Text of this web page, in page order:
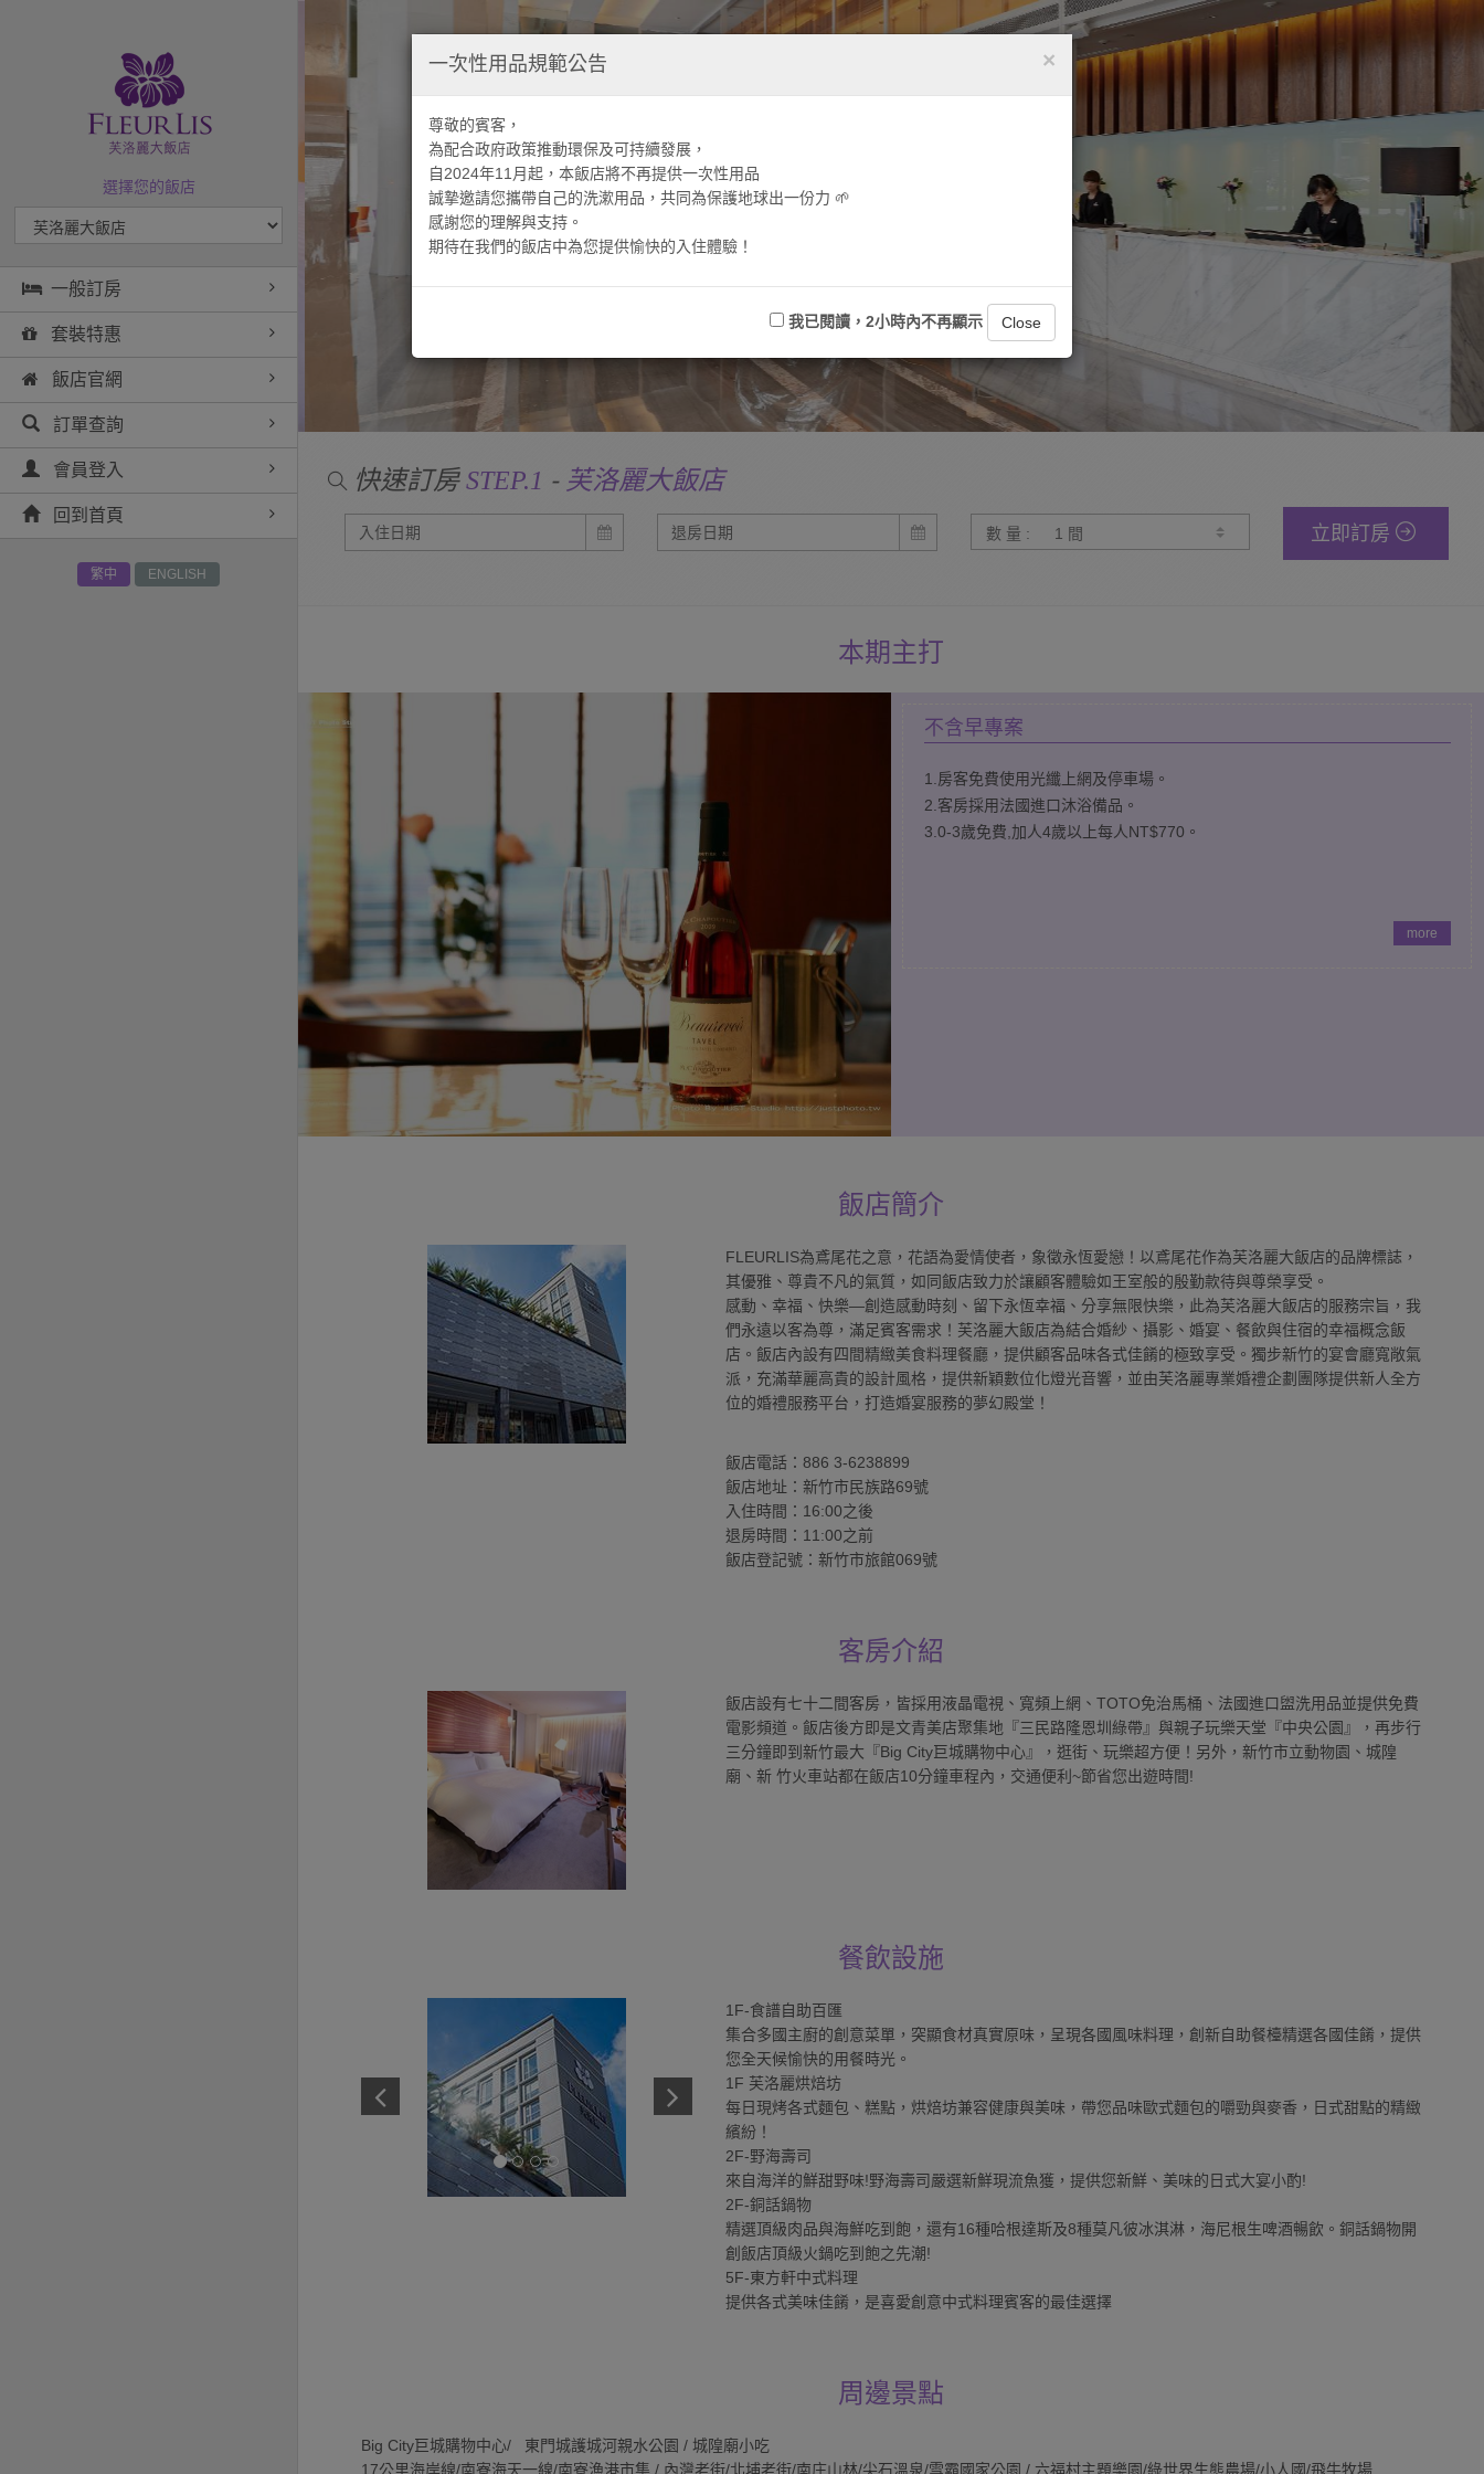
選擇您的飯店
一般訂房
套裝特惠
飯店官網
訂單查詢
會員登入
回到首頁
繁中 ENGLISH
快速訂房STEP.1 - 芙洛麗大飯店
數 量 : 立即訂房
本期主打
不含早專案
1.房客免費使用光纖上網及停車場。
2.客房採用法國進口沐浴備品。
3.0-3歲免費,加人4歲以上每人NT$770。
more
飯店簡介
FLEURLIS為鳶尾花之意，花語為愛情使者，象徵永恆愛戀！以鳶尾花作為芙洛麗大飯店的品牌標誌，
其優雅、尊貴不凡的氣質，如同飯店致力於讓顧客體驗如王室般的殷勤款待與尊榮享受。
感動、幸福、快樂—創造感動時刻、留下永恆幸福、分享無限快樂，此為芙洛麗大飯店的服務宗旨，我
們永遠以客為尊，滿足賓客需求！芙洛麗大飯店為結合婚紗、攝影、婚宴、餐飲與住宿的幸福概念飯
店。飯店內設有四間精緻美食料理餐廳，提供顧客品味各式佳餚的極致享受。獨步新竹的宴會廳寬敞氣
派，充滿華麗高貴的設計風格，提供新穎數位化燈光音響，並由芙洛麗專業婚禮企劃團隊提供新人全方
位的婚禮服務平台，打造婚宴服務的夢幻殿堂！
飯店電話：886 3-6238899
飯店地址：新竹市民族路69號
入住時間：16:00之後
退房時間：11:00之前
飯店登記號：新竹市旅館069號
客房介紹
飯店設有七十二間客房，皆採用液晶電視、寬頻上網、TOTO免治馬桶、法國進口盥洗用品並提供免費
電影頻道。飯店後方即是文青美店聚集地『三民路隆恩圳綠帶』與親子玩樂天堂『中央公園』，再步行
三分鐘即到新竹最大『Big City巨城購物中心』，逛街、玩樂超方便！另外，新竹市立動物園、城隍
廟、新 竹火車站都在飯店10分鐘車程內，交通便利~節省您出遊時間!
餐飲設施
1F-食譜自助百匯
集合多國主廚的創意菜單，突顯食材真實原味，呈現各國風味料理，創新自助餐檯精選各國佳餚，提供
您全天候愉快的用餐時光。
1F 芙洛麗烘焙坊
每日現烤各式麵包、糕點，烘焙坊兼容健康與美味，帶您品味歐式麵包的嚼勁與麥香，日式甜點的精緻
繽紛！
2F-野海壽司
來自海洋的鮮甜野味!野海壽司嚴選新鮮現流魚獲，提供您新鮮、美味的日式大宴小酌!
2F-銅話鍋物
精選頂級肉品與海鮮吃到飽，還有16種哈根達斯及8種莫凡彼冰淇淋，海尼根生啤酒暢飲。銅話鍋物開
創飯店頂級火鍋吃到飽之先潮!
5F-東方軒中式料理
提供各式美味佳餚，是喜愛創意中式料理賓客的最佳選擇
周邊景點
Big City巨城購物中心/ 東門城護城河親水公園 / 城隍廟小吃
17公里海岸線/南寮海天一線/南寮漁港市集 / 內灣老街/北埔老街/南庄山林/尖石溫泉/雪霸國家公園 / 六福村主題樂園/綠世界生態農場/小人國/飛牛牧場
×
一次性用品規範公告
尊敬的賓客，
為配合政府政策推動環保及可持續發展，
自2024年11月起，本飯店將不再提供一次性用品
誠摯邀請您攜帶自己的洗漱用品，共同為保護地球出一份力 🌱
感謝您的理解與支持。
期待在我們的飯店中為您提供愉快的入住體驗！
我已閱讀，2小時內不再顯示 Close